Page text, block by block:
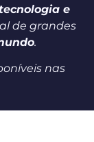
e
de grandes
.
nas